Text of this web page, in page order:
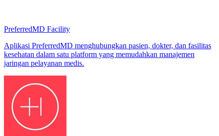
PreferredMD Facility
Aplikasi PreferredMD menghubungkan pasien, dokter, dan fasilitas
kesehatan dalam satu platform yang memudahkan manajemen
jaringan pelayanan medis.